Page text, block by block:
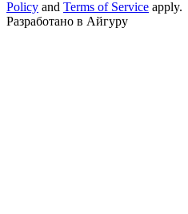
Policy and Terms of Service apply.
Разработано в Айгуру